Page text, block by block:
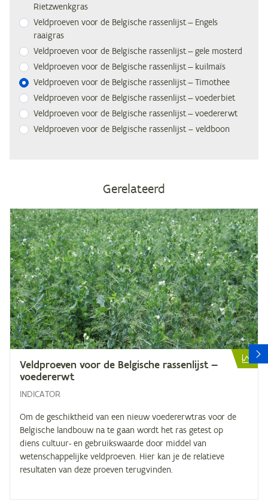
Rietzwenkgras
Veld­proe­ven voor de Bel­gi­sche ras­sen­lijst — En­gels
raaigras
Veld­proe­ven voor de Bel­gi­sche ras­sen­lijst — gele mosterd
Veld­proe­ven voor de Bel­gi­sche ras­sen­lijst — kuilmaïs
Veld­proe­ven voor de Bel­gi­sche ras­sen­lijst — Timothee
Veld­proe­ven voor de Bel­gi­sche ras­sen­lijst — voederbiet
Veld­proe­ven voor de Bel­gi­sche ras­sen­lijst — voedererwt
Veld­proe­ven voor de Bel­gi­sche ras­sen­lijst – veldboon
Gerelateerd
Veld­proe­ven voor de Bel­gi­sche ras­sen­lijst —
voedererwt
INDICATOR
Om de geschiktheid van een nieuw voedererwtras voor de
Belgische landbouw na te gaan wordt het ras getest op
diens cultuur- en gebruikswaarde door middel van
wetenschappelijke veldproeven. Hier kan je de relatieve
resultaten van deze proeven terugvinden.